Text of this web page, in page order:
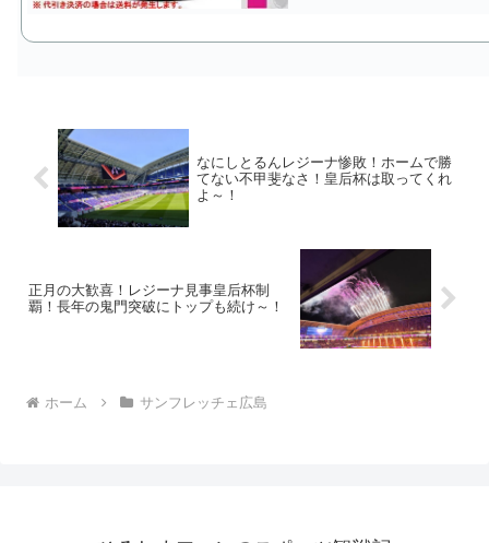
なにしとるんレジーナ惨敗！ホームで勝
てない不甲斐なさ！皇后杯は取ってくれ
よ～！
正月の大歓喜！レジーナ見事皇后杯制
覇！長年の鬼門突破にトップも続け～！
ホーム サンフレッチェ広島